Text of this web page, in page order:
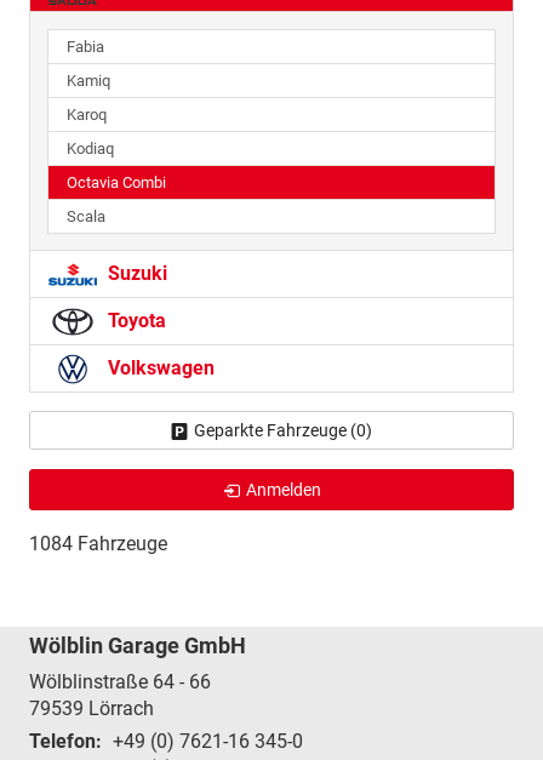
Fabia
Kamiq
Karoq
Kodiaq
Octavia Combi
Scala
Suzuki
Toyota
Volkswagen
Geparkte Fahrzeuge (0)
Anmelden
1084 Fahrzeuge
Wölblin Garage GmbH
Wölblinstraße 64 - 66
79539 Lörrach
Telefon: +49 (0) 7621-16 345-0